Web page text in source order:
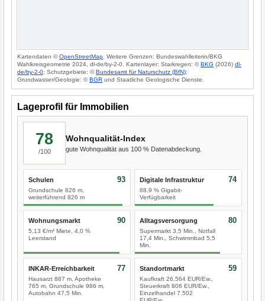
Kartendaten ©OpenStreetMap . Weitere Grenzen: Bundeswahlleiterin/BKG
Wahlkreisgeometrie 2024, dl-de/by-2-0. Kartenlayer: Starkregen: ©BKG (2026) dl-
de/by-2-0; Schutzgebiete: ©Bundesamt für Naturschutz (BfN);
Grundwasser/Geologie: ©BGR und Staatliche Geologische Dienste.
Lageprofil für Immobilien
78
/100
Wohnqualität-Index
gute Wohnqualität aus 100 % Datenabdeckung.
Schulen
Grundschule 826 m,
weiterführend 826 m
93 Digitale Infrastruktur
88,9 % Gigabit-
Verfügbarkeit
74
Wohnungsmarkt
5,13 €/m² Miete, 4,0 %
Leerstand
90 Alltagsversorgung
Supermarkt 3,5 Min., Notfall
17,4 Min., Schwimmbad 5,5
Min.
80
INKAR-Erreichbarkeit
Hausarzt 887 m, Apotheke
765 m, Grundschule 986 m,
Autobahn 47,5 Min.
77 Standortmarkt
Kaufkraft 26.564 EUR/Ew.,
Steuerkraft 806 EUR/Ew.,
Einzelhandel 7.502
59